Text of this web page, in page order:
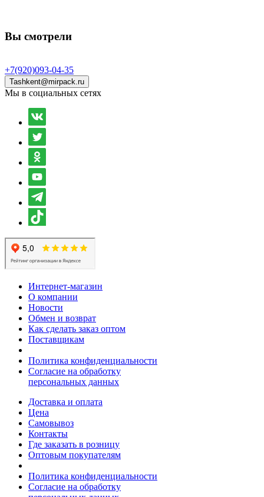
Вы смотрели
+7(920)093-04-35
Tashkent@mirpack.ru
Мы в социальных сетях
Интернет-магазин
О компании
Новости
Обмен и возврат
Как сделать заказ оптом
Поставщикам
Политика конфиденциальности
Согласие на обработку
персональных данных
Доставка и оплата
Цена
Самовывоз
Контакты
Где заказать в розницу
Оптовым покупателям
Политика конфиденциальности
Согласие на обработку